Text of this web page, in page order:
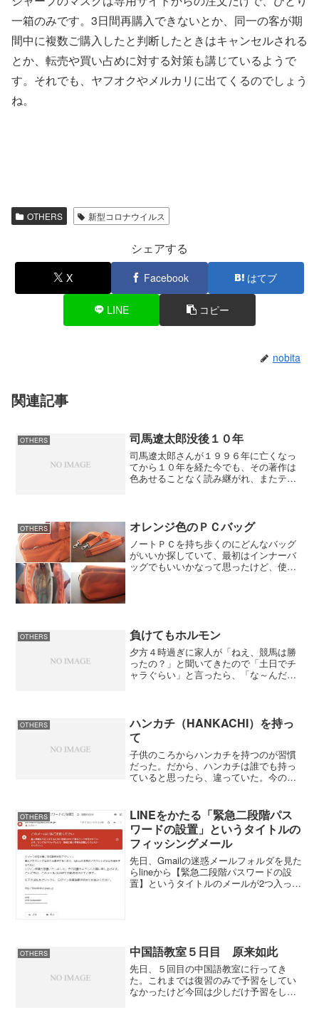
一箱のみです。3日間再購入できないとか、同一の客が期
間中に複数ご購入したと判断したときはキャンセルされる
とか、転売や買い占めに対する対策も講じているようで
す。それでも、ヤフオクやメルカリに出てくるのでしょう
ね。
OTHERS 新型コロナウイルス
シェアする
X Facebook はてブ
LINE コピー
nobita
関連記事
OTHERS 司馬遼太郎没後１０年
司馬遼太郎さんが１９９６年に亡くなっ
てから１０年を経た今でも、その著作は
色あせることなく読み継がれ、またテレ
にはまったのは...
OTHERS オレンジ色のＰＣバッグ
ノートＰＣを持ち歩くのにどんなバッグ
がいいか探していて、最初はインナーバ
ッグでもいいかなって思ったけど、使う
OTHERS 負けてもホルモン
夕方４時過ぎに家人が「ねえ、競馬は勝
ったの？」と聞いてきたので「土日でチ
ャラぐらい」と言ったら、「な～んだ、
てよ」と強引に押し切られ...
OTHERS
ハンカチ（HANKACHI）を持っ
て
子供のころからハンカチを持つのが習慣
だった。だから、ハンカチは誰でも持っ
ていると思ったら、違っていた。今の若
カチで拭くのが当たり前だったが、そう
ではないらしい。でも、新...
OTHERS
LINEをかたる「緊急二段階パス
ワードの設置」というタイトルの
フィッシングメール
先日、Gmailの迷惑メールフォルダを見た
らlineから【緊急二段階パスワードの設
置】というタイトルのメールが2つ入って
OTHERS 中国語教室５日目 原来如此
先日、５回目の中国語教室に行ってき
た。これまでは復習のみで予習をしてい
なかったけど今回は少しだけ予習をして